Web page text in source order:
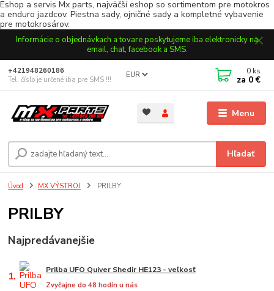
Eshop a servis Mx parts, najväčší eshop so sortimentom pre motokros
a enduro jazdcov. Piestna sady, ojničné sady a kompletné vybavenie
pre motokrosárov.
Informácie o objednávkach a tovare poskytujeme iba elektronicky na
email, chat, facebook a SMS.
Menu
EUR
Hľadať
+421948260186
Tel. číslo je určené iba pre SMS !!!
0 ks
za 0 €
Úvod MX VÝSTROJ PRILBY
PRILBY
Najpredávanejšie
1. Prilba UFO Quiver Shedir HE123 - veľkosť
Zvyčajne do 48 hodín u nás